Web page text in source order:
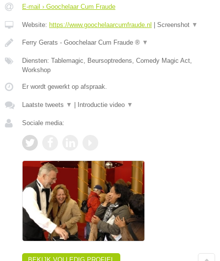
E-mail › Goochelaar Cum Fraude
Website: https://www.goochelaarcumfraude.nl | Screenshot ▼
Ferry Gerats - Goochelaar Cum Fraude ® ▼
Diensten: Tablemagic, Beursoptredens, Comedy Magic Act,
Workshop
Er wordt gewerkt op afspraak.
Laatste tweets ▼ | Introductie video ▼
Sociale media: